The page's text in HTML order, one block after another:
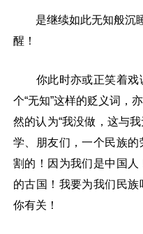
是继续如此无知般沉睡
醒！
你此时亦或正笑着戏
个“无知”这样的贬义词，
然的认为“我没做，这与
学、朋友们，一个民族
割的！因为我们是中国
的古国！我要为我们民
你有关！